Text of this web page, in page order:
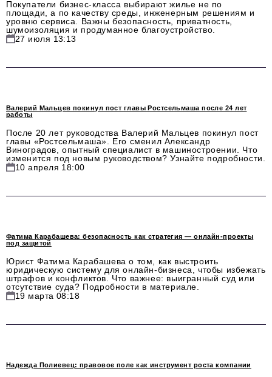
Интервью
Сделано в России
Авто
Персона
Инвестиции
Управление
Красота и здоровье
Недвижимость
Мнение
Технологии
Покупатели бизнес-класса выбирают жилье не по
площади, а по качеству среды, инженерным решениям и
уровню сервиса. Важны безопасность, приватность,
шумоизоляция и продуманное благоустройство.
27 июля 13:13
Валерий Мальцев покинул пост главы Ростсельмаша после 24 лет
работы
После 20 лет руководства Валерий Мальцев покинул пост
главы «Ростсельмаша». Его сменил Александр
Виноградов, опытный специалист в машиностроении. Что
изменится под новым руководством? Узнайте подробности.
10 апреля 18:00
Фатима Карабашева: безопасность как стратегия — онлайн-проекты
под защитой
Юрист Фатима Карабашева о том, как выстроить
юридическую систему для онлайн-бизнеса, чтобы избежать
штрафов и конфликтов. Что важнее: выигранный суд или
отсутствие суда? Подробности в материале.
19 марта 08:18
Надежда Полиевец: правовое поле как инструмент роста компании